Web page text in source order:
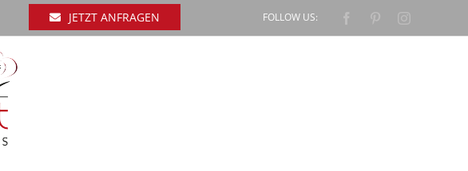
JETZT ANFRAGEN FOLLOW US: FacebookPinterestInstagram